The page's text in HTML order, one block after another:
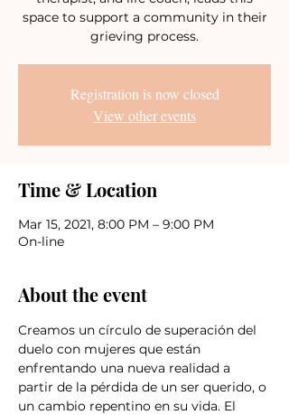
space to support a community in their
grieving process.
Registration is now closed
View other events
Time & Location
Mar 15, 2021, 8:00 PM – 9:00 PM
On-line
About the event
Creamos un círculo de superación del
duelo con mujeres que están
enfrentando una nueva realidad a
partir de la pérdida de un ser querido, o
un cambio repentino en su vida. El